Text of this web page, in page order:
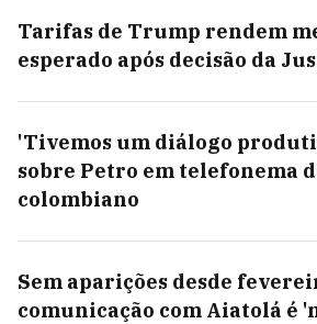
Tarifas de Trump rendem
esperado após decisão da
'Tivemos um diálogo
sobre Petro em telefonema
colombiano
Sem aparições desde
comunicação com Aiatolá é